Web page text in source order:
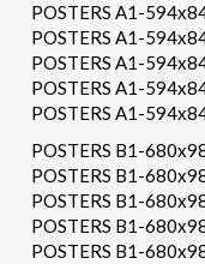
POSTERS A1-
POSTERS A1-
POSTERS A1-
POSTERS A1-
POSTERS A1-
POSTERS B1-
POSTERS B1-
POSTERS B1-
POSTERS B1-
POSTERS B1-